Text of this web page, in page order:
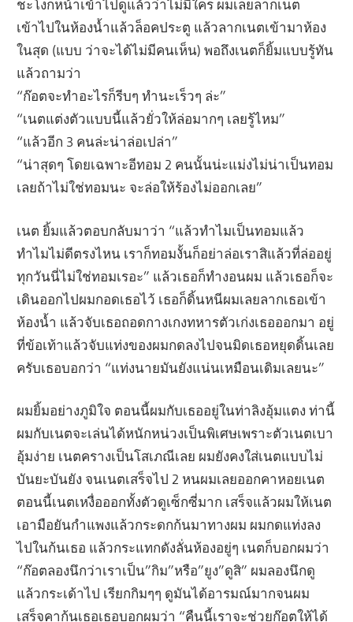
ชะโงกหน้าเข้าไปดูแล้วว่าไม่มีใคร ผมเลยลากเนต
เข้าไปในห้องน้ำแล้วล็อคประตู แล้วลากเนตเข้ามาห้อง
ในสุด (แบบ ว่าจะได้ไม่มีคนเห็น) พอถึงเนตก็ยิ้มแบบรู้ทัน
แล้วถามว่า
“ก๊อตจะทำอะไรก็รีบๆ ทำนะเร็วๆ ล่ะ”
“เนตแต่งตัวแบบนี้แล้วยั่วให้ล่อมากๆ เลยรู้ไหม”
“แล้วอีก 3 คนล่ะน่าล่อเปล่า”
“น่าสุดๆ โดยเฉพาะอีทอม 2 คนนั้นน่ะแม่งไม่น่าเป็นทอม
เลยถ้าไม่ใช่ทอมนะ จะล่อให้ร้องไม่ออกเลย”
เนต ยิ้มแล้วตอบกลับมาว่า “แล้วทำไมเป็นทอมแล้ว
ทำไมไม่ดีตรงไหน เราก็ทอมงั้นก็อย่าล่อเราสิแล้วที่ล่ออยู่
ทุกวันนี่ไม่ใช่ทอมเรอะ” แล้วเธอก็ทำงอนผม แล้วเธอก็จะ
เดินออกไปผมกอดเธอไว้ เธอก็ดิ้นหนีผมเลยลากเธอเข้า
ห้องน้ำ แล้วจับเธอถอดกางเกงทหารตัวเก่งเธอออกมา อยู่
ที่ข้อเท้าแล้วจับแท่งของผมกดลงไปจนมิดเธอหยุดดิ้นเลย
ครับเธอบอกว่า “แท่งนายมันยังแน่นเหมือนเดิมเลยนะ”
ผมยิ้มอย่างภูมิใจ ตอนนี้ผมกับเธออยู่ในท่าลิงอุ้มแตง ท่านี้
ผมกับเนตจะเล่นได้หนักหน่วงเป็นพิเศษเพราะตัวเนตเบา
อุ้มง่าย เนตครางเป็นโสเภณีเลย ผมยังคงใส่เนตแบบไม่
บันยะบันยัง จนเนตเสร็จไป 2 หนผมเลยออกคาหอยเนต
ตอนนี้เนตเหงื่อออกทั้งตัวดูเซ็กซี่มาก เสร็จแล้วผมให้เนต
เอามือยันกำแพงแล้วกระดกก้นมาทางผม ผมกดแท่งลง
ไปในก้นเธอ แล้วกระแทกดังลั่นห้องอยู่ๆ เนตก็บอกผมว่า
“ก๊อตลองนึกว่าเราเป็น”กิม”หรือ”ยูง”ดูสิ” ผมลองนึกดู
แล้วกระเด้าไป เรียกกิมๆๆ ดูมันได้อารมณ์มากจนผม
เสร็จคาก้นเธอเธอบอกผมว่า “คืนนี้เราจะช่วยก๊อตให้ได้